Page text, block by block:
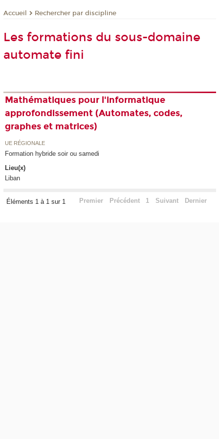
Accueil Rechercher par discipline
Les formations du sous-domaine
automate fini
Mathématiques pour l'informatique
approfondissement (Automates, codes,
graphes et matrices)
UE RÉGIONALE
Formation hybride soir ou samedi
Lieu(x)
Liban
Éléments 1 à 1 sur 1 Premier Précédent 1 Suivant Dernier